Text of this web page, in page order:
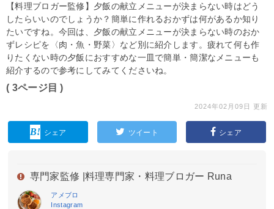
【料理ブロガー監修】夕飯の献立メニューが決まらない時はどう
したらいいのでしょうか？簡単に作れるおかずは何があるか知り
たいですね。今回は、夕飯の献立メニューが決まらない時のおか
ずレシピを〈肉・魚・野菜〉など別に紹介します。疲れて何も作
りたくない時の夕飯におすすめな一皿で簡単・簡潔なメニューも
紹介するので参考にしてみてくださいね。
( 3ページ目 )
2024年02月09日 更新
シェア ツイート シェア
専門家監修 | 料理専門家・料理ブロガー Runa
アメブロ
Instagram